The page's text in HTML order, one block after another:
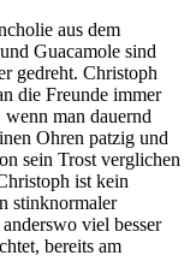
aus dem
Guacamole sind
gedreht. Christoph
die Freunde immer
wenn man dauernd
Ohren patzig und
sein Trost verglichen
ist kein
stinknormaler
viel besser
bereits am